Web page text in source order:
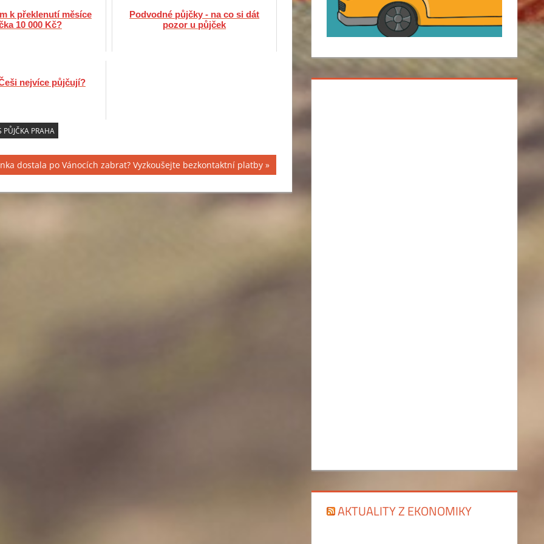
k překlenutí měsíce
10 000 Kč?
Podvodné půjčky - na co si dát
pozor u půjček
nejvíce půjčují?
PŮJČKA PRAHA
dostala po Vánocích zabrat? Vyzkoušejte bezkontaktní platby
AKTUALITY Z EKONOMIKY